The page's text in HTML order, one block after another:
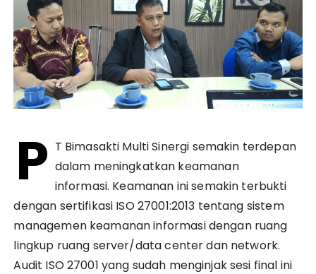
P T Bimasakti Multi Sinergi semakin terdepan
dalam meningkatkan keamanan
informasi. Keamanan ini semakin terbukti
dengan sertifikasi ISO 27001:2013 tentang sistem
managemen keamanan informasi dengan ruang
lingkup ruang server/data center dan network.
Audit ISO 27001 yang sudah menginjak sesi final ini